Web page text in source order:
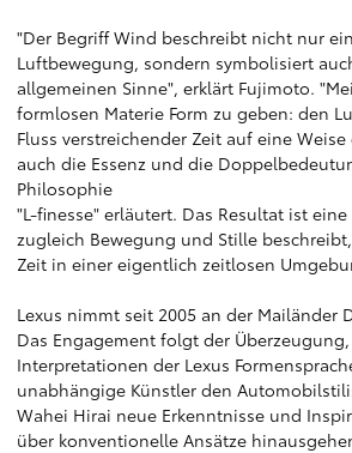
"Der Begriff Wind beschreibt nicht nur
Luftbewegung, sondern symbolisiert
allgemeinen Sinne", erklärt Fujimoto.
formlosen Materie Form zu geben: den
Fluss verstreichender Zeit auf eine
auch die Essenz und die
Philosophie
"L-finesse" erläutert. Das Resultat ist
zugleich Bewegung und Stille
Zeit in einer eigentlich zeitlosen
Lexus nimmt seit 2005 an der Mailänder
Das Engagement folgt der Überzeugung,
Interpretationen der Lexus
unabhängige Künstler den
Wahei Hirai neue Erkenntnisse und
über konventionelle Ansätze